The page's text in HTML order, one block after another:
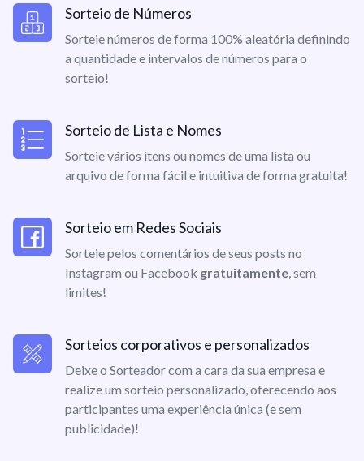
Sorteio de Números
Sorteie números de forma 100% aleatória definindo
a quantidade e intervalos de números para o
sorteio!
Sorteio de Lista e Nomes
Sorteie vários itens ou nomes de uma lista ou
arquivo de forma fácil e intuitiva de forma gratuita!
Sorteio em Redes Sociais
Sorteie pelos comentários de seus posts no
Instagram ou Facebook gratuitamente, sem
limites!
Sorteios corporativos e personalizados
Deixe o Sorteador com a cara da sua empresa e
realize um sorteio personalizado, oferecendo aos
participantes uma experiência única (e sem
publicidade)!